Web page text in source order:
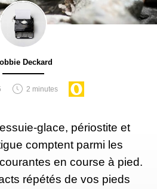
Deckard
2 minutes
glace, périostite et
comptent parmi les
en course à pied.
répétés de vos pieds